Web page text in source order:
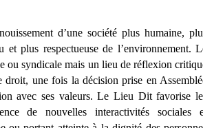
d’une société plus humaine,
et plus respectueuse de l’environnement.
ou syndicale mais un lieu de réflexion
une fois la décision prise en
avec ses valeurs. Le Lieu Dit favorise
de nouvelles interactivités sociales